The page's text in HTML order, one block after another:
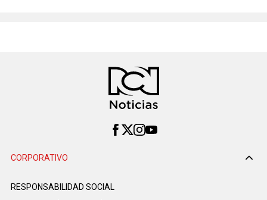
CORPORATIVO
RESPONSABILIDAD SOCIAL